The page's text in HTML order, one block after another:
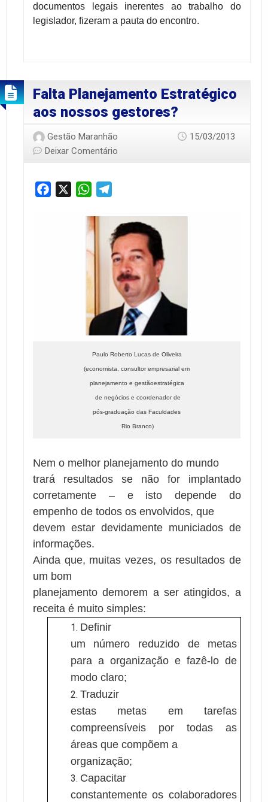
documentos legais inerentes ao trabalho do
legislador, fizeram a pauta do encontro.
Falta Planejamento Estratégico
aos nossos gestores?
Gestão Maranhão
15/03/2013
Deixar Comentário
Facebook WhatsApp
Paulo Roberto Lucas de Oliveira
(economista, consultor empresarial em
planejamento e gestãoestratégica
de negócios e coordenador de
pós-graduação das Faculdades
Rio Branco)
Nem o melhor planejamento do mundo
trará resultados se não for implantado
corretamente – e isto depende do
empenho de todos os envolvidos, que
devem estar devidamente municiados de
informações.
Ainda que, muitas vezes, os resultados de
um bom
planejamento demorem a ser atingidos, a
receita é muito simples:
Definir
um número reduzido de metas
para a organização e fazê-lo de
modo claro;
Traduzir
estas metas em tarefas
compreensíveis por todas as
áreas que compõem a
organização;
Capacitar
constantemente os colaboradores